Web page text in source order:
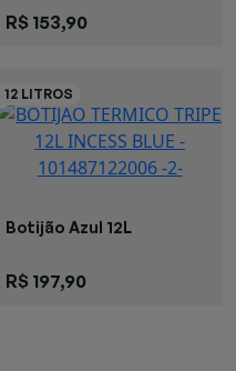
R$ 153,90
Botijão Azul 12L
R$ 197,90